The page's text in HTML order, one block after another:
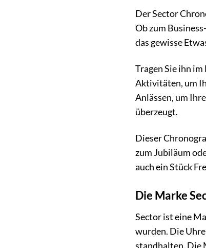
Der Sector
Ob zum
das gewisse
Tragen Sie ihn
Aktivitäten, um
Anlässen, um
überzeugt.
Dieser
zum Jubiläum
auch ein Stück
Die Marke
Sector ist eine
wurden. Die
standhalten. Die